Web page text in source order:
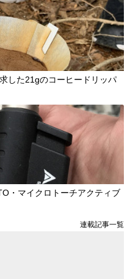
した21gのコーヒードリッパ
・マイクロトーチアクティブ
連載記事一覧